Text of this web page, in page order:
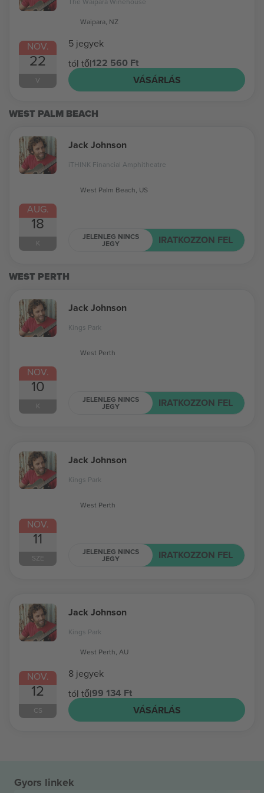
NOV.
22
V
Waipara, NZ
5 jegyek
tól től122 560 Ft
VÁSÁRLÁS
WEST PALM BEACH
AUG.
18
K
Jack Johnson
iTHINK Financial Amphitheatre
West Palm Beach, US
JELENLEG NINCS
JEGY IRATKOZZON FEL
WEST PERTH
NOV.
10
K
Jack Johnson
Kings Park
West Perth
JELENLEG NINCS
JEGY IRATKOZZON FEL
NOV.
11
SZE
Jack Johnson
Kings Park
West Perth
JELENLEG NINCS
JEGY IRATKOZZON FEL
NOV.
12
CS
Jack Johnson
Kings Park
West Perth, AU
8 jegyek
tól től99 134 Ft
VÁSÁRLÁS
Gyors linkek